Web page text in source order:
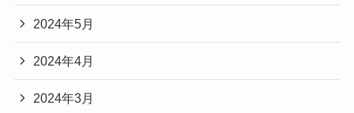
2024年5月
2024年4月
2024年3月